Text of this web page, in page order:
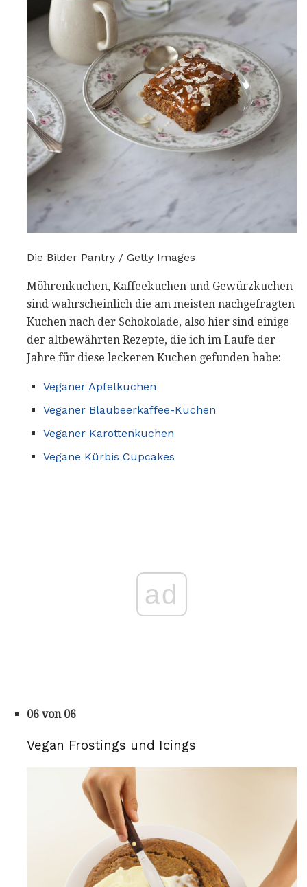
Die Bilder Pantry / Getty Images
Möhrenkuchen, Kaffeekuchen und Gewürzkuchen
sind wahrscheinlich die am meisten nachgefragten
Kuchen nach der Schokolade, also hier sind einige
der altbewährten Rezepte, die ich im Laufe der
Jahre für diese leckeren Kuchen gefunden habe:
Veganer Apfelkuchen
Veganer Blaubeerkaffee-Kuchen
Veganer Karottenkuchen
Vegane Kürbis Cupcakes
ad
06 von 06
Vegan Frostings und Icings